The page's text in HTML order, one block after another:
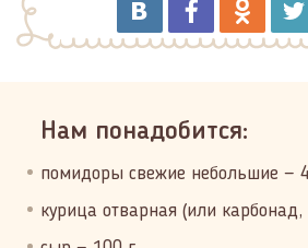
Нам понадобится:
помидоры свежие небольшие —
курица отварная (или